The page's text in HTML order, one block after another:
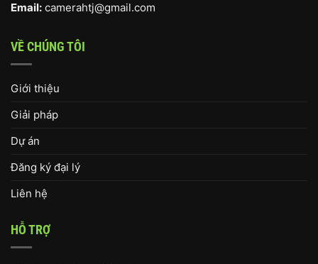
Email: camerahtj@gmail.com
VỀ CHÚNG TÔI
Giới thiệu
Giải pháp
Dự án
Đăng ký đại lý
Liên hệ
HỖ TRỢ